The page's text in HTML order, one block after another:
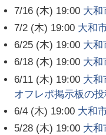
7/16 (木) 19:00 大和
7/2 (木) 19:00 大和
6/25 (木) 19:00 大和
6/18 (木) 19:00 大和
6/11 (木) 19:00 大和
オフレポ掲示板の
6/4 (木) 19:00 大和
5/28 (木) 19:00 大和